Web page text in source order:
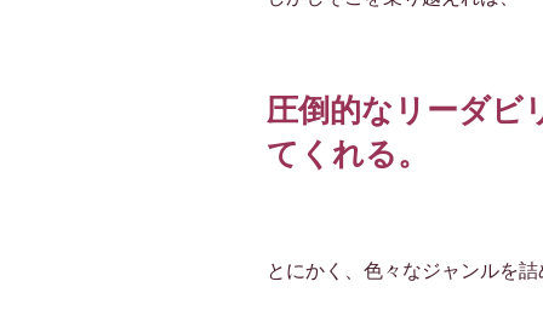
圧倒的なリーダビ
てくれる。
とにかく、色々なジャンルを